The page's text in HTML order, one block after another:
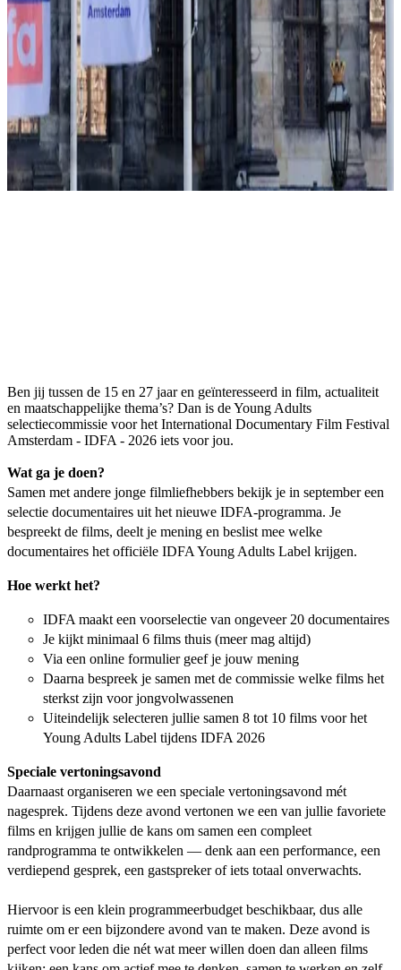
Ben jij tussen de 15 en 27 jaar en geïnteresseerd in film, actualiteit
en maatschappelijke thema’s? Dan is de Young Adults
selectiecommissie voor het International Documentary Film Festival
Amsterdam - IDFA - 2026 iets voor jou.
Wat ga je doen?
Samen met andere jonge filmliefhebbers bekijk je in september een
selectie documentaires uit het nieuwe IDFA-programma. Je
bespreekt de films, deelt je mening en beslist mee welke
documentaires het officiële IDFA Young Adults Label krijgen.
Hoe werkt het?
IDFA maakt een voorselectie van ongeveer 20 documentaires
Je kijkt minimaal 6 films thuis (meer mag altijd)
Via een online formulier geef je jouw mening
Daarna bespreek je samen met de commissie welke films het
sterkst zijn voor jongvolwassenen
Uiteindelijk selecteren jullie samen 8 tot 10 films voor het
Young Adults Label tijdens IDFA 2026
Speciale vertoningsavond
Daarnaast organiseren we een speciale vertoningsavond mét
nagesprek. Tijdens deze avond vertonen we een van jullie favoriete
films en krijgen jullie de kans om samen een compleet
randprogramma te ontwikkelen — denk aan een performance, een
verdiepend gesprek, een gastspreker of iets totaal onverwachts.
Hiervoor is een klein programmeerbudget beschikbaar, dus alle
ruimte om er een bijzondere avond van te maken. Deze avond is
perfect voor leden die nét wat meer willen doen dan alleen films